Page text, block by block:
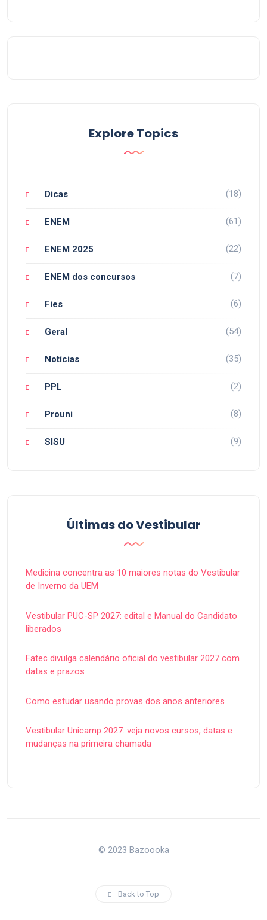
Explore Topics
Dicas (18)
ENEM (61)
ENEM 2025 (22)
ENEM dos concursos (7)
Fies (6)
Geral (54)
Notícias (35)
PPL (2)
Prouni (8)
SISU (9)
Últimas do Vestibular
Medicina concentra as 10 maiores notas do Vestibular
de Inverno da UEM
Vestibular PUC-SP 2027: edital e Manual do Candidato
liberados
Fatec divulga calendário oficial do vestibular 2027 com
datas e prazos
Como estudar usando provas dos anos anteriores
Vestibular Unicamp 2027: veja novos cursos, datas e
mudanças na primeira chamada
© 2023 Bazoooka
Back to Top